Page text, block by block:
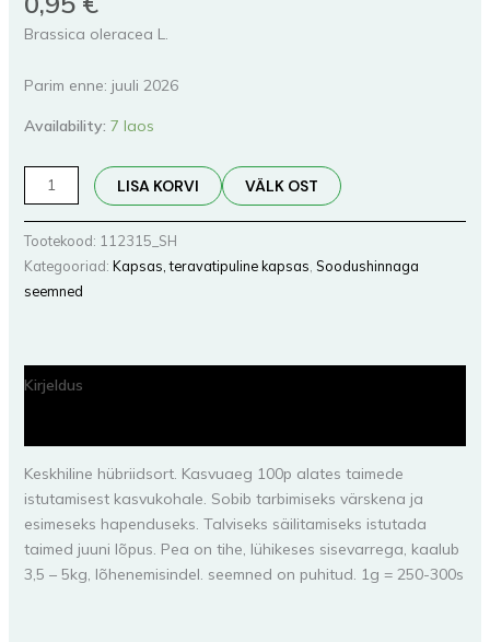
Brassica oleracea L.
Parim enne: juuli 2026
Availability: 7 laos
LISA KORVI VÄLK OST
Tootekood: 112315_SH
Kategooriad: Kapsas, teravatipuline kapsas Soodushinnaga
seemned
Kirjeldus
Keskhiline hübriidsort. Kasvuaeg 100p alates taimede
istutamisest kasvukohale. Sobib tarbimiseks värskena ja
esimeseks hapenduseks. Talviseks säilitamiseks istutada
taimed juuni lõpus. Pea on tihe, lühikeses sisevarrega, kaalub
3,5 – 5kg, lõhenemisindel. seemned on puhitud. 1g = 250-300s